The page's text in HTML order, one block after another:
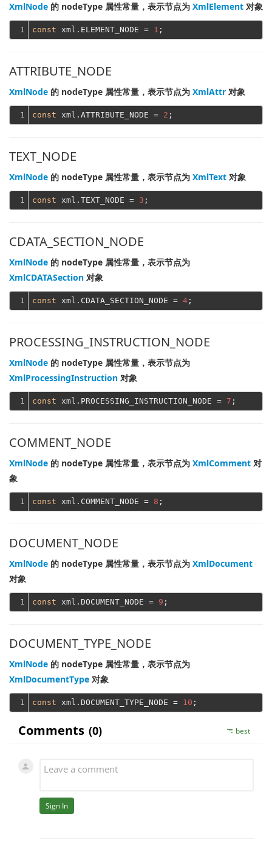
XmlNode 的 nodeType 属性常量，表示节点为 XmlElement 对象
1 const xml.ELEMENT_NODE = 1
ATTRIBUTE_NODE
XmlNode 的 nodeType 属性常量，表示节点为 XmlAttr 对象
1 const xml.ATTRIBUTE_NODE = 2
TEXT_NODE
XmlNode 的 nodeType 属性常量，表示节点为 XmlText 对象
1 const xml.TEXT_NODE = 3
CDATA_SECTION_NODE
XmlNode 的 nodeType 属性常量，表示节点为
XmlCDATASection 对象
1 const xml.CDATA_SECTION_NODE = 4
PROCESSING_INSTRUCTION_NODE
XmlNode 的 nodeType 属性常量，表示节点为
XmlProcessingInstruction 对象
1 const xml.PROCESSING_INSTRUCTION_NODE = 7
COMMENT_NODE
XmlNode 的 nodeType 属性常量，表示节点为 XmlComment 对
象
1 const xml.COMMENT_NODE = 8
DOCUMENT_NODE
XmlNode 的 nodeType 属性常量，表示节点为 XmlDocument
对象
1 const xml.DOCUMENT_NODE = 9
DOCUMENT_TYPE_NODE
XmlNode 的 nodeType 属性常量，表示节点为
XmlDocumentType 对象
1 const xml.DOCUMENT_TYPE_NODE = 10